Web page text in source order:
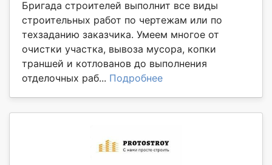
Бригада строителей выполнит все виды
строительных работ по чертежам или по
техзаданию заказчика. Умеем многое от
очистки участка, вывоза мусора, копки
траншей и котлованов до выполнения
отделочных раб... Подробнее